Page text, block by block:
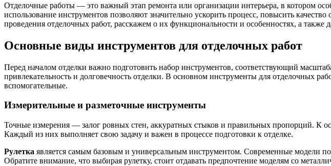
Отделочные работы — это важный этап ремонта или организации интерьера, в котором
использование инструментов позволяют значительно ускорить процесс, повысить
проведения отделочных работ, расскажем о их функциональности и особенностях, а также
Основные виды инструментов для отделочных работ
Перед началом отделки важно подготовить набор инструментов, соответствующий
привлекательность и долговечность отделки. В основном инструменты для отделочных
вспомогательные.
Измерительные и разметочные инструменты
Точные измерения — залог ровных стен, аккуратных стыков и правильных пропорций. К
Каждый из них выполняет свою задачу и важен в процессе подготовки к отделке.
Рулетка является самым базовым и универсальным инструментом. Современные модели
Обратите внимание, что выбирая рулетку, стоит отдавать предпочтение моделям со